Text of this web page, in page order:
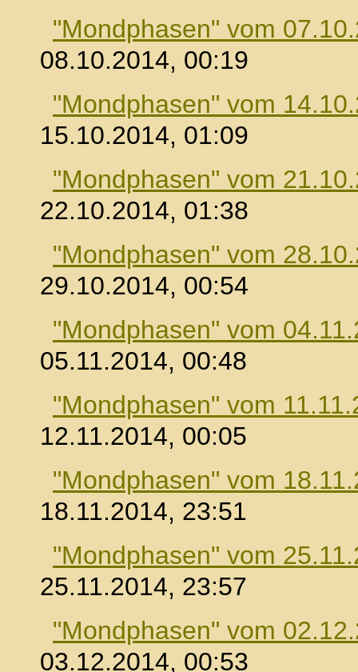
"Mondphasen" vom
08.10.2014, 00:19
"Mondphasen" vom
15.10.2014, 01:09
"Mondphasen" vom
22.10.2014, 01:38
"Mondphasen" vom
29.10.2014, 00:54
"Mondphasen" vom
05.11.2014, 00:48
"Mondphasen" vom
12.11.2014, 00:05
"Mondphasen" vom
18.11.2014, 23:51
"Mondphasen" vom
25.11.2014, 23:57
"Mondphasen" vom
03.12.2014, 00:53